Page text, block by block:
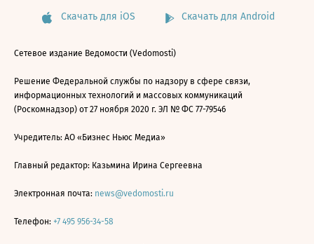
Скачать для iOS Скачать для Android
Сетевое издание Ведомости (Vedomosti)
Решение Федеральной службы по надзору в сфере связи,
информационных технологий и массовых коммуникаций
(Роскомнадзор) от 27 ноября 2020 г. ЭЛ № ФС 77-79546
Учредитель: АО «Бизнес Ньюс Медиа»
Главный редактор: Казьмина Ирина Сергеевна
Электронная почта: news@vedomosti.ru
Телефон: +7 495 956-34-58